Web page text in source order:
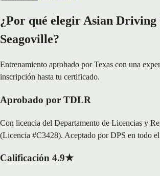
¿Por qué elegir Asian Driving
Seagoville?
Entrenamiento aprobado por Texas con una
inscripción hasta tu certificado.
Aprobado por TDLR
Con licencia del Departamento de Licencias y
(Licencia #C3428). Aceptado por DPS en todo el
Calificación 4.9★